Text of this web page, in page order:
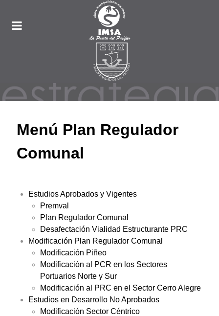
Menú Plan Regulador
Comunal
Estudios Aprobados y Vigentes
Premval
Plan Regulador Comunal
Desafectación Vialidad Estructurante PRC
Modificación Plan Regulador Comunal
Modificación Piñeo
Modificación al PCR en los Sectores
Portuarios Norte y Sur
Modificación al PRC en el Sector Cerro Alegre
Estudios en Desarrollo No Aprobados
Modificación Sector Céntrico